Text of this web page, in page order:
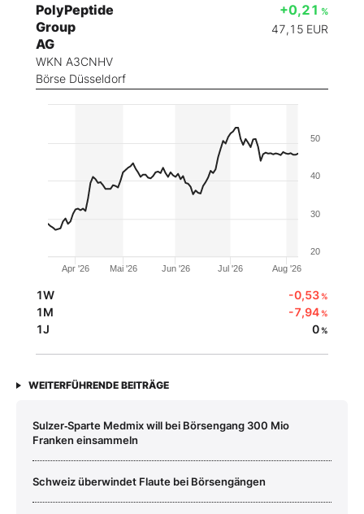
PolyPeptide
Group
AG
WKN A3CNHV
Börse Düsseldorf
+0,21 %
47,15 EUR
Apr '26 Mai '26 Jun '26 Jul '26 Aug '26
20
30
40
50
1W -0,53%
1M -7,94%
1J 0%
WEITERFÜHRENDE BEITRÄGE
Sulzer‑Sparte Medmix will bei Börsengang 300 Mio
Franken einsammeln
Schweiz überwindet Flaute bei Börsengängen